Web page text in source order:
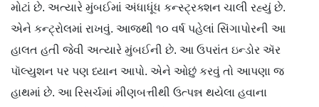
મોટાં છે. અત્યારે મુંબઈમાં અંધાધૂંધ કન્સ્ટ્રક્શન ચાલી રહ્યું છે.
એને કન્ટ્રોલમાં રાખવું. આજથી ૧૦ વર્ષ પહેલાં સિંગાપોરની આ
હાલત હતી જેવી અત્યારે મુંબઈની છે. આ ઉપરાંત ઇન્ડોર ઍર
પૉલ્યુશન પર પણ ધ્યાન આપો. એને ઓછું કરવું તો આપણા જ
હાથમાં છે. આ રિસર્ચમાં મીણબત્તીથી ઉત્પન્ન થયેલા હવાના